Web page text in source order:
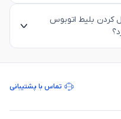
کنسل کردن بلیط اتوبوس
تماس با پشتیبانی